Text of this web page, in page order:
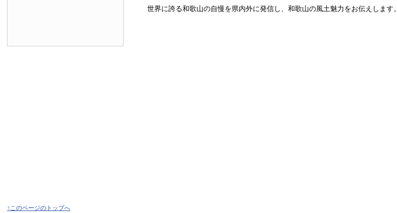
世界に誇る和歌山の自慢を県内外に発信し、和歌山の風土魅力をお伝えします。
↑このページのトップへ